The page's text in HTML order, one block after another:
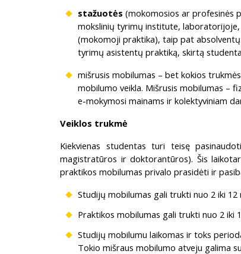
stažuotės (mokomosios ar profesinės
mokslinių tyrimų institute,
(mokomoji praktika), taip pat
tyrimų asistentų praktiką, skirtą
mišrusis mobilumas – bet kokios
mobilumo veikla. Mišrusis mobilumas –
e-mokymosi mainams ir kolektyviniam
Veiklos trukmė
Kiekvienas studentas turi teisę
magistratūros ir doktorantūros). Šis
praktikos mobilumas privalo prasidėti ir
Studijų mobilumas gali trukti nuo 2 iki 12
Praktikos mobilumas gali trukti nuo 2 iki
Studijų mobilumu laikomas ir toks
Tokio mišraus mobilumo atveju galima